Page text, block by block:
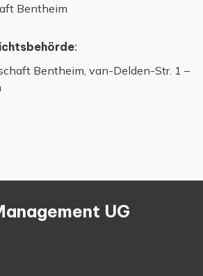
Bentheim
:
Bentheim, van-Delden-Str. 1 –
UG